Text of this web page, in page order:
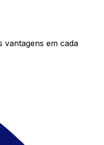
vantagens em cada